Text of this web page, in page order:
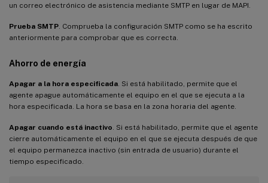
un correo electrónico de asistencia mediante SMTP en lugar de MAPI.
Prueba SMTP . Comprueba la configuración SMTP como se ha escrito
anteriormente para comprobar que es correcta.
Ahorro de energía
Apagar a la hora especificada . Si está habilitado, permite que el
agente apague automáticamente el equipo en el que se ejecuta a la
hora especificada. La hora se basa en la zona horaria del agente.
Apagar cuando está inactivo . Si está habilitado, permite que el agente
cierre automáticamente el equipo en el que se ejecuta después de que
el equipo permanezca inactivo (sin entrada de usuario) durante el
tiempo especificado.